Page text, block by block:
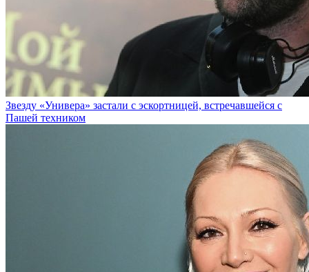
Звезду «Универа» застали с эскортницей, встречавшейся с
Пашей техником